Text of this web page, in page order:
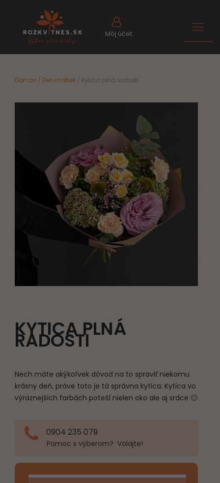
Môj účet
Domov / Den matiek / Kytica plná radosti
KYTICA PLNÁ
RADOSTI
Nech máte akýkoľvek dôvod na to spraviť niekomu
krásny deň, práve toto je tá správna kytica. Kytica vo
výraznejších farbách poteší nielen oko ale aj srdce 🙂
0904 235 079
Pomoc s výberom? Volajte!